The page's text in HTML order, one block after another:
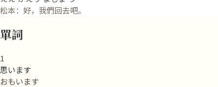
松本：好，我們回去吧。
單詞
1
思います
おもいます